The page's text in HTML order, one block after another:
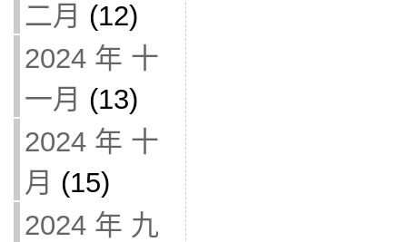
二月 (12)
2024 年 十
一月 (13)
2024 年 十
月 (15)
2024 年 九